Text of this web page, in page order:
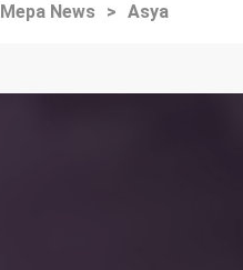
Mepa News > Asya